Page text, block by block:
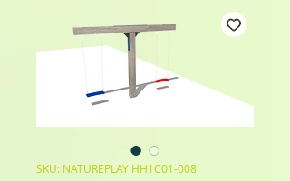
SKU: NATUREPLAY HH1C01-008